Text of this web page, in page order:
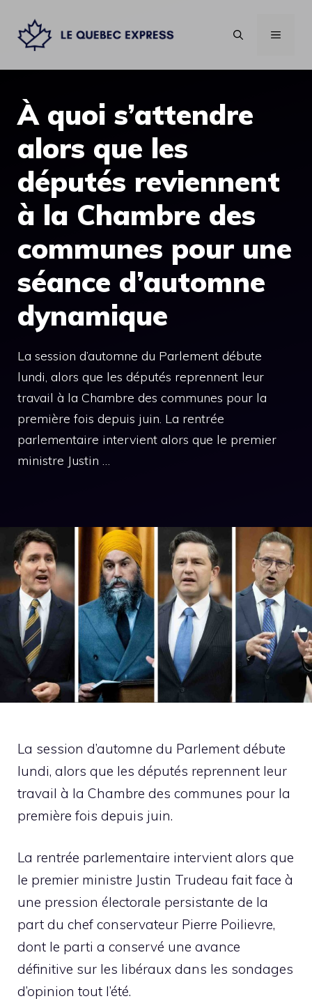
contenu
MENU
À quoi s’attendre
alors que les
députés reviennent
à la Chambre des
communes pour une
séance d’automne
dynamique
La session d’automne du Parlement débute
lundi, alors que les députés reprennent leur
travail à la Chambre des communes pour la
première fois depuis juin. La rentrée
parlementaire intervient alors que le premier
ministre Justin …
La session d’automne du Parlement débute
lundi, alors que les députés reprennent leur
travail à la Chambre des communes pour la
première fois depuis juin.
La rentrée parlementaire intervient alors que
le premier ministre Justin Trudeau fait face à
une pression électorale persistante de la
part du chef conservateur Pierre Poilievre,
dont le parti a conservé une avance
définitive sur les libéraux dans les sondages
d’opinion tout l’été.